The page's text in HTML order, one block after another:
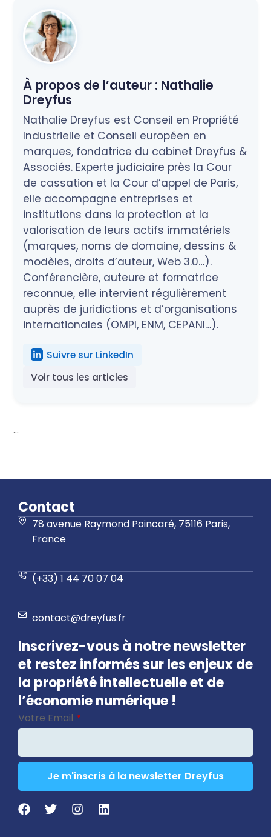
À propos de l’auteur : Nathalie
Dreyfus
Nathalie Dreyfus est Conseil en Propriété
Industrielle et Conseil européen en
marques, fondatrice du cabinet Dreyfus &
Associés. Experte judiciaire près la Cour
de cassation et la Cour d’appel de Paris,
elle accompagne entreprises et
institutions dans la protection et la
valorisation de leurs actifs immatériels
(marques, noms de domaine, dessins &
modèles, droits d’auteur, Web 3.0…).
Conférencière, auteure et formatrice
reconnue, elle intervient régulièrement
auprès de juridictions et d’organisations
internationales (OMPI, ENM, CEPANI…).
Suivre sur LinkedIn
Voir tous les articles
...
Contact
78 avenue Raymond Poincaré, 75116 Paris,
France
(+33) 1 44 70 07 04
contact@dreyfus.fr
Inscrivez-vous à notre newsletter
et restez informés sur les enjeux de
la propriété intellectuelle et de
l’économie numérique !
Votre Email *
Je m'inscris à la newsletter Dreyfus
Email *